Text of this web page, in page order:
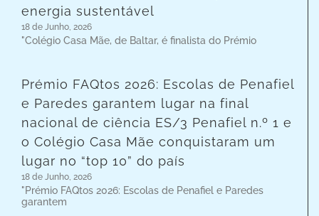
energia sustentável
18 de Junho, 2026
"Colégio Casa Mãe, de Baltar, é finalista do Prémio
Prémio FAQtos 2026: Escolas de Penafiel
e Paredes garantem lugar na final
nacional de ciência ES/3 Penafiel n.º 1 e
o Colégio Casa Mãe conquistaram um
lugar no “top 10” do país
18 de Junho, 2026
"Prémio FAQtos 2026: Escolas de Penafiel e Paredes
garantem